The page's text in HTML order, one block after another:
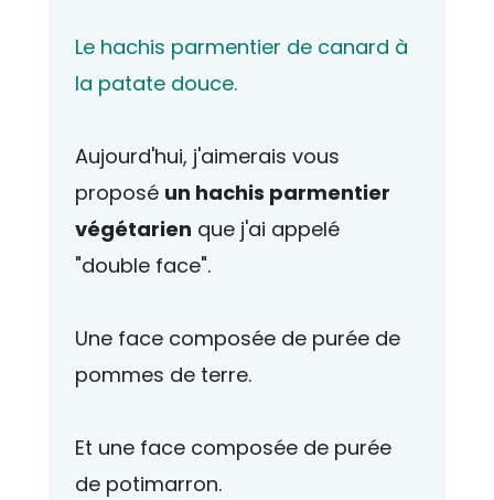
Le hachis parmentier de canard à
la patate douce.
Aujourd'hui, j'aimerais vous
proposé un hachis parmentier
végétarien que j'ai appelé
"double face".
Une face composée de purée de
pommes de terre.
Et une face composée de purée
de potimarron.